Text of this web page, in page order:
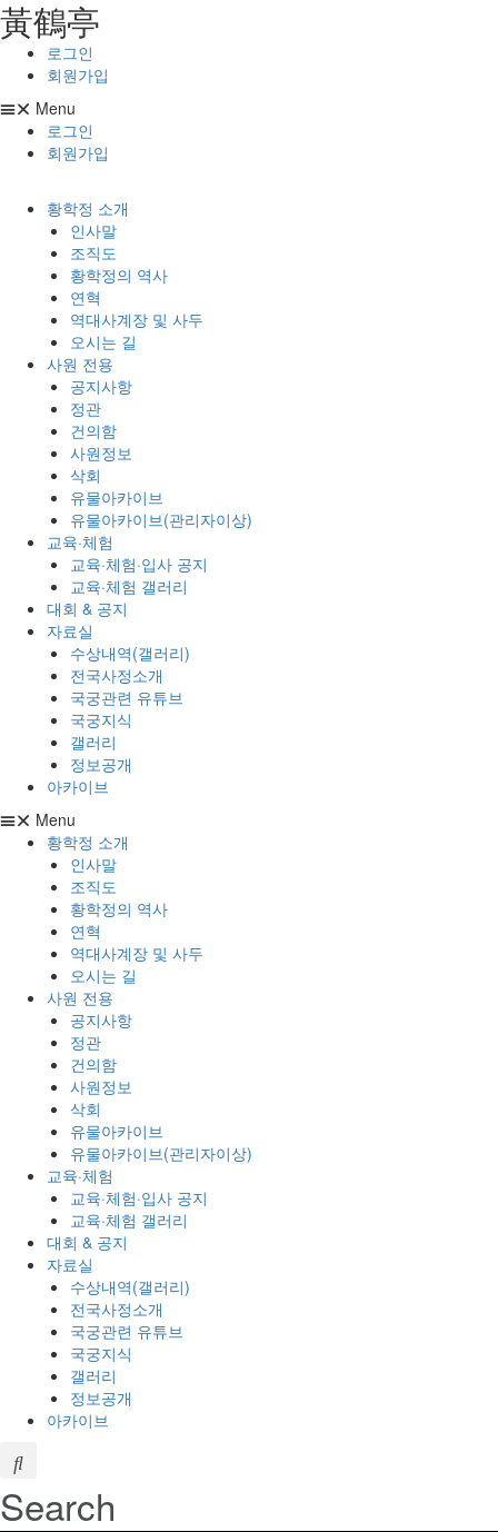
콘텐츠로
건너뛰기
⿈鶴亭
로그인
회원가입
Menu
로그인
회원가입
황학정 소개
인사말
조직도
황학정의 역사
연혁
역대사계장 및 사두
오시는 길
사원 전용
공지사항
정관
건의함
사원정보
삭회
유물아카이브
유물아카이브(관리자이상)
교육·체험
교육·체험·입사 공지
교육·체험 갤러리
대회 & 공지
자료실
수상내역(갤러리)
전국사정소개
국궁관련 유튜브
국궁지식
갤러리
정보공개
아카이브
Menu
황학정 소개
인사말
조직도
황학정의 역사
연혁
역대사계장 및 사두
오시는 길
사원 전용
공지사항
정관
건의함
사원정보
삭회
유물아카이브
유물아카이브(관리자이상)
교육·체험
교육·체험·입사 공지
교육·체험 갤러리
대회 & 공지
자료실
수상내역(갤러리)
전국사정소개
국궁관련 유튜브
국궁지식
갤러리
정보공개
아카이브
Search